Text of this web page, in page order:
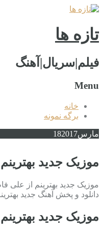
تازه ها
فیلم|سریال|آهنگ
Menu
خانه
برگه نمونه
مارس 182017
موزیک جدید
موزیک جدید بهترینم از علی
دانلود و پخش آهنگ جدید
موزیک جدید